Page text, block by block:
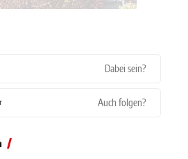
Dabei sein?
Auch folgen?